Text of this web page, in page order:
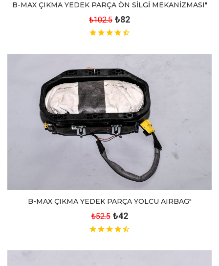
B-MAX ÇIKMA YEDEK PARÇA ÖN SİLGİ MEKANİZMASI"
₺102.5 ₺82
B-MAX ÇIKMA YEDEK PARÇA YOLCU AIRBAG"
₺52.5 ₺42